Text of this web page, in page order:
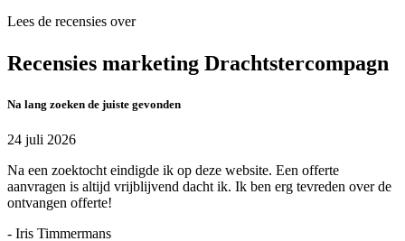
Lees de recensies over
Recensies marketing Drachtstercompagn
Na lang zoeken de juiste gevonden
24 juli 2026
Na een zoektocht eindigde ik op deze website. Een offerte
aanvragen is altijd vrijblijvend dacht ik. Ik ben erg tevreden over de
ontvangen offerte!
- Iris Timmermans